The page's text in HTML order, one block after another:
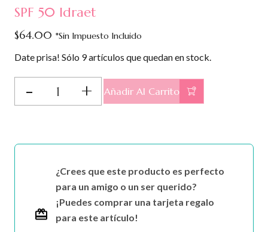
SPF 50 Idraet
$64.00 *Sin Impuesto Incluido
Date prisa! Sólo 9 artículos que quedan en stock.
SPF
Añadir Al Carrito
¿Crees que este producto es perfecto
para un amigo o un ser querido?
¡Puedes comprar una tarjeta regalo
para este artículo!